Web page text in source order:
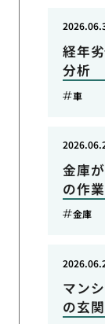
経年
分析
車
金庫
の作
金庫
マン
の玄